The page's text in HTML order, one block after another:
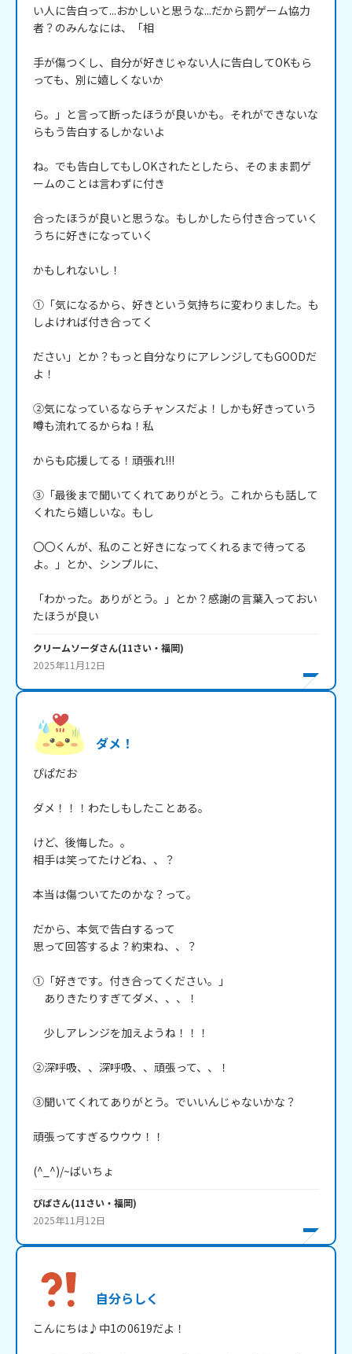
い人に告白って...おかしいと思うな...だから罰ゲーム協力
者？のみんなには、「相
手が傷つくし、自分が好きじゃない人に告白してOKもら
っても、別に嬉しくないか
ら。」と言って断ったほうが良いかも。それができないな
らもう告白するしかないよ
ね。でも告白してもしOKされたとしたら、そのまま罰ゲ
ームのことは言わずに付き
合ったほうが良いと思うな。もしかしたら付き合っていく
うちに好きになっていく
かもしれないし！
①「気になるから、好きという気持ちに変わりました。も
しよければ付き合ってく
ださい」とか？もっと自分なりにアレンジしてもGOODだ
よ！
②気になっているならチャンスだよ！しかも好きっていう
噂も流れてるからね！私
からも応援してる！頑張れ!!!
③「最後まで聞いてくれてありがとう。これからも話して
くれたら嬉しいな。もし
〇〇くんが、私のこと好きになってくれるまで待ってる
よ。」とか、シンプルに、
「わかった。ありがとう。」とか？感謝の言葉入っておい
たほうが良い
クリームソーダさん(11さい・ 福岡)
2025年11月12日
ダメ！
ぴぱだお
ダメ！！！わたしもしたことある。
けど、後悔した。。
相手は笑ってたけどね、、？
本当は傷ついてたのかな？って。
だから、本気で告白するって
思って回答するよ？約束ね、、？
①「好きです。付き合ってください。」
ありきたりすぎてダメ、、、！
少しアレンジを加えようね！！！
②深呼吸、、深呼吸、、頑張って、、！
③聞いてくれてありがとう。でいいんじゃないかな？
頑張ってすぎるウウウ！！
(^_^)/~ばいちょ
ぴぱさん(11さい・ 福岡)
2025年11月12日
自分らしく
こんにちは♪中1の0619だよ！